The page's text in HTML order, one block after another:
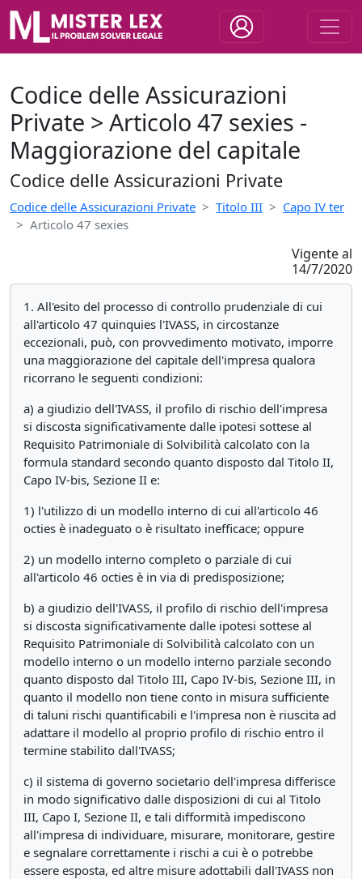
Codice delle Assicurazioni
Private > Articolo 47 sexies -
Maggiorazione del capitale
Codice delle Assicurazioni Private
Codice delle Assicurazioni Private Titolo III
Capo IV ter
Articolo 47 sexies
Vigente al
14/7/2020
1. All'esito del processo di controllo prudenziale di cui
all'articolo 47 quinquies l'IVASS, in circostanze
eccezionali, può, con provvedimento motivato, imporre
una maggiorazione del capitale dell'impresa qualora
ricorrano le seguenti condizioni:
a) a giudizio dell'IVASS, il profilo di rischio dell'impresa
si discosta significativamente dalle ipotesi sottese al
Requisito Patrimoniale di Solvibilità calcolato con la
formula standard secondo quanto disposto dal Titolo II,
Capo IV-bis, Sezione II e:
1) l'utilizzo di un modello interno di cui all'articolo 46
octies è inadeguato o è risultato inefficace; oppure
2) un modello interno completo o parziale di cui
all'articolo 46 octies è in via di predisposizione;
b) a giudizio dell'IVASS, il profilo di rischio dell'impresa
si discosta significativamente dalle ipotesi sottese al
Requisito Patrimoniale di Solvibilità calcolato con un
modello interno o un modello interno parziale secondo
quanto disposto dal Titolo III, Capo IV-bis, Sezione III, in
quanto il modello non tiene conto in misura sufficiente
di taluni rischi quantificabili e l'impresa non è riuscita ad
adattare il modello al proprio profilo di rischio entro il
termine stabilito dall'IVASS;
c) il sistema di governo societario dell'impresa differisce
in modo significativo dalle disposizioni di cui al Titolo
III, Capo I, Sezione II, e tali difformità impediscono
all'impresa di individuare, misurare, monitorare, gestire
e segnalare correttamente i rischi a cui è o potrebbe
essere esposta, ed altre misure adottabili dall'IVASS non